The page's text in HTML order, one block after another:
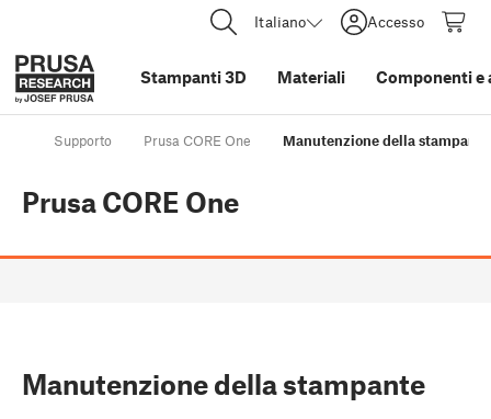
Italiano Accesso
Stampanti 3D Materiali Componenti e
Supporto Prusa CORE One Manutenzione della stampante
Prusa CORE One
Manutenzione della stampante